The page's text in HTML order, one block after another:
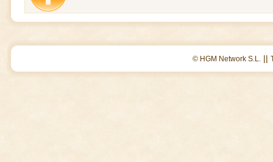
© HGM Network S.L. ||